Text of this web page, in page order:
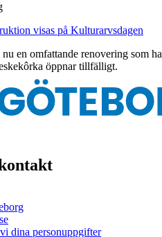
visas på Kulturarvsdagen
en omfattande renovering som
öppnar tillfälligt.
dina personuppgifter